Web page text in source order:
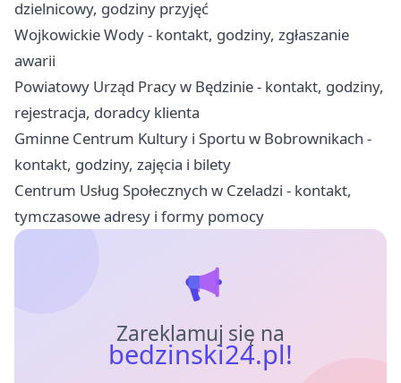
dzielnicowy, godziny przyjęć
Wojkowickie Wody - kontakt, godziny, zgłaszanie
awarii
Powiatowy Urząd Pracy w Będzinie - kontakt, godziny,
rejestracja, doradcy klienta
Gminne Centrum Kultury i Sportu w Bobrownikach -
kontakt, godziny, zajęcia i bilety
Centrum Usług Społecznych w Czeladzi - kontakt,
tymczasowe adresy i formy pomocy
Zareklamuj się na
bedzinski24.pl!